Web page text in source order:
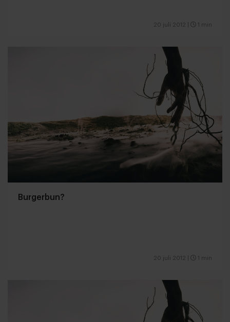
20 juli 2012 1 min
Burgerbun?
20 juli 2012 1 min